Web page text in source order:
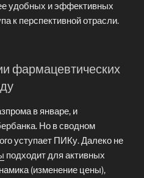
удобных и эффективных
к перспективной отрасли.
фармацевтических
в январе, и
Но в сводном
уступает ПИКу. Далеко не
подходит для активных
(изменение цены),